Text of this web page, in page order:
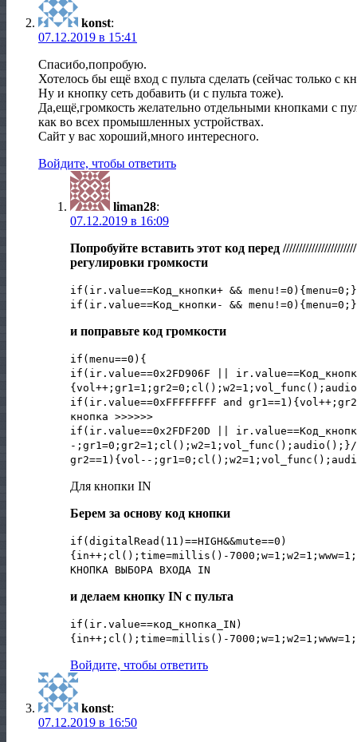
konst:
07.12.2019 в 15:41
Спасибо,попробую.
Хотелось бы ещё вход с пульта сделать (сейчас только с
Ну и кнопку сеть добавить (и с пульта тоже).
Да,ещё,громкость желательно отдельными кнопками с
как во всех промышленных устройствах.
Сайт у вас хороший,много интересного.
Войдите, чтобы ответить
liman28:
07.12.2019 в 16:09
Попробуйте вставить этот код перед
регулировки громкости
if(ir.value==Код_кнопки+ && menu!=0){menu=0;}
if(ir.value==Код_кнопки- && menu!=0){menu=0;}
и поправьте код громкости
if(menu==0){
if(ir.value==0x2FD906F ||
if(ir.value==0xFFFFFFFF and
кнопка >>>>>>
if(ir.value==0x2FDF20D ||
-;gr1=0;gr2=1;cl();w2=1;vol_func();audio();}//
gr2==1){vol--
Для кнопки IN
Берем за основу код кнопки
if(digitalRead(11)==HIGH&&mute==0)
{in++;cl();time=millis()-
КНОПКА ВЫБОРА ВХОДА IN
и делаем кнопку IN с пульта
if(ir.value==код_кнопка_IN)
{in++;cl();time=millis()-
Войдите, чтобы ответить
konst:
07.12.2019 в 16:50